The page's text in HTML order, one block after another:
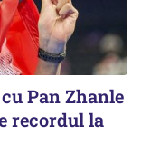
Pan Zhanle
recordul la